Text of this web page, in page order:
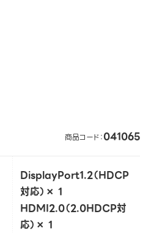
商品コード：041065
DisplayPort1.2（HDCP
対応）× 1
HDMI2.0（2.0HDCP対
応）× 1